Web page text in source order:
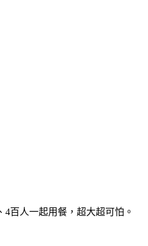
百人一起用餐，超大超可怕。